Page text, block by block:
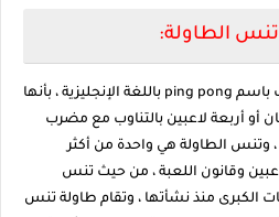
تنس الطاولة:
تُعرَّف تنس الطاولة ، التي تُعرف باسم ping pong باللغة الإنجليزية ، بأنها
أو أربعة لاعبين بالتناوب مع مضرب
الطاولة هي واحدة من أكثر
وقانون اللعبة ، من حيث تنس
الكبرى منذ نشأتها ، وتقام طاولة تنس